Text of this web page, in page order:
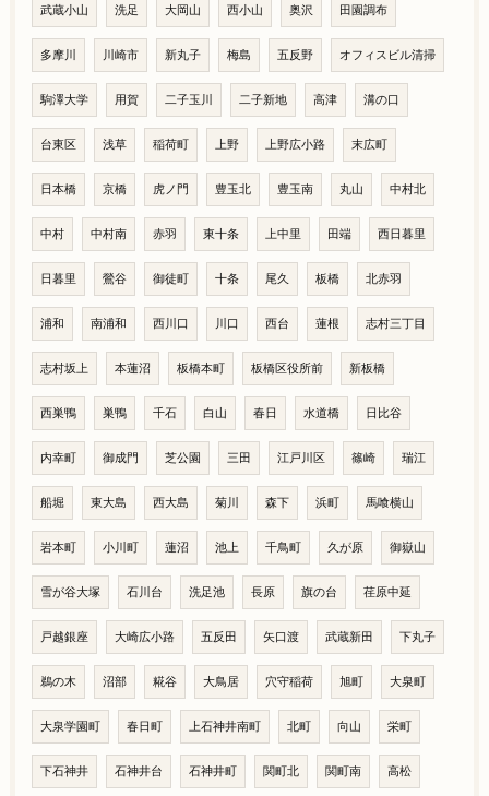
武蔵小山 洗足 大岡山 西小山 奥沢 田園調布
多摩川 川崎市 新丸子 梅島 五反野 オフィスビル清掃
駒澤大学 用賀 二子玉川 二子新地 高津 溝の口
台東区 浅草 稲荷町 上野 上野広小路 末広町
日本橋 京橋 虎ノ門 豊玉北 豊玉南 丸山 中村北
中村 中村南 赤羽 東十条 上中里 田端 西日暮里
日暮里 鶯谷 御徒町 十条 尾久 板橋 北赤羽
浦和 南浦和 西川口 川口 西台 蓮根 志村三丁目
志村坂上 本蓮沼 板橋本町 板橋区役所前 新板橋
西巣鴨 巣鴨 千石 白山 春日 水道橋 日比谷
内幸町 御成門 芝公園 三田 江戸川区 篠崎 瑞江
船堀 東大島 西大島 菊川 森下 浜町 馬喰横山
岩本町 小川町 蓮沼 池上 千鳥町 久が原 御嶽山
雪が谷大塚 石川台 洗足池 長原 旗の台 荏原中延
戸越銀座 大崎広小路 五反田 矢口渡 武蔵新田 下丸子
鵜の木 沼部 糀谷 大鳥居 穴守稲荷 旭町 大泉町
大泉学園町 春日町 上石神井南町 北町 向山 栄町
下石神井 石神井台 石神井町 関町北 関町南 高松